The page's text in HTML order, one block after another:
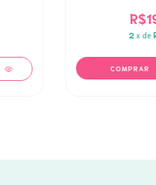
2 x de